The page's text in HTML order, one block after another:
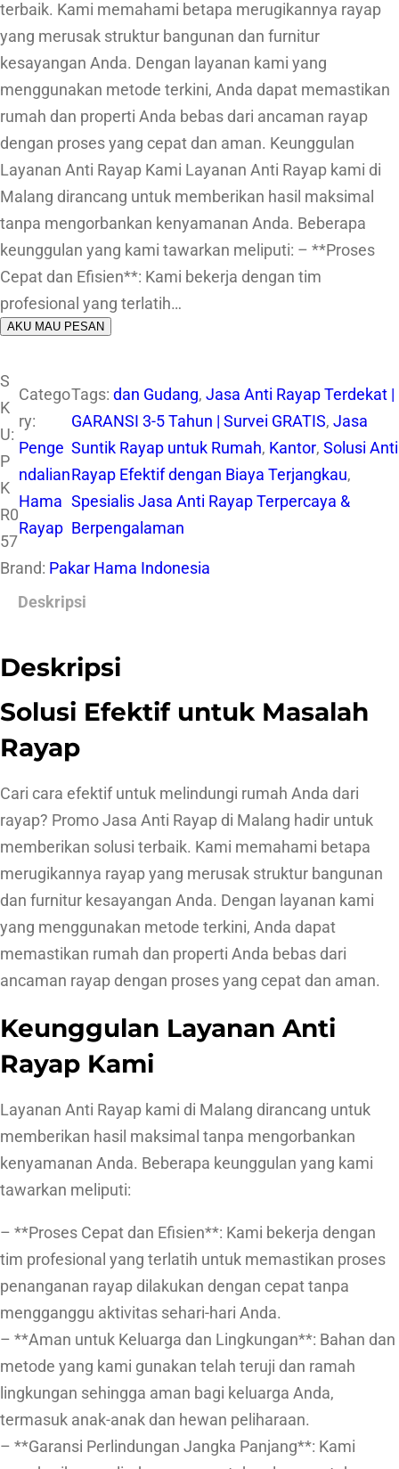
terbaik. Kami memahami betapa merugikannya rayap
yang merusak struktur bangunan dan furnitur
kesayangan Anda. Dengan layanan kami yang
menggunakan metode terkini, Anda dapat memastikan
rumah dan properti Anda bebas dari ancaman rayap
dengan proses yang cepat dan aman. Keunggulan
Layanan Anti Rayap Kami Layanan Anti Rayap kami di
Malang dirancang untuk memberikan hasil maksimal
tanpa mengorbankan kenyamanan Anda. Beberapa
keunggulan yang kami tawarkan meliputi: – **Proses
Cepat dan Efisien**: Kami bekerja dengan tim
profesional yang terlatih…
AKU MAU PESAN
S
K
U:
P
K
R0
57
Catego
ry:
Penge
ndalian
Hama
Rayap
Tags:dan Gudang, Jasa Anti Rayap Terdekat |
GARANSI 3-5 Tahun | Survei GRATIS, Jasa
Suntik Rayap untuk Rumah, Kantor, Solusi Anti
Rayap Efektif dengan Biaya Terjangkau,
Spesialis Jasa Anti Rayap Terpercaya &
Berpengalaman
Brand: Pakar Hama Indonesia
Deskripsi
Deskripsi
Solusi Efektif untuk Masalah
Rayap
Cari cara efektif untuk melindungi rumah Anda dari
rayap? Promo Jasa Anti Rayap di Malang hadir untuk
memberikan solusi terbaik. Kami memahami betapa
merugikannya rayap yang merusak struktur bangunan
dan furnitur kesayangan Anda. Dengan layanan kami
yang menggunakan metode terkini, Anda dapat
memastikan rumah dan properti Anda bebas dari
ancaman rayap dengan proses yang cepat dan aman.
Keunggulan Layanan Anti
Rayap Kami
Layanan Anti Rayap kami di Malang dirancang untuk
memberikan hasil maksimal tanpa mengorbankan
kenyamanan Anda. Beberapa keunggulan yang kami
tawarkan meliputi:
– **Proses Cepat dan Efisien**: Kami bekerja dengan
tim profesional yang terlatih untuk memastikan proses
penanganan rayap dilakukan dengan cepat tanpa
mengganggu aktivitas sehari-hari Anda.
– **Aman untuk Keluarga dan Lingkungan**: Bahan dan
metode yang kami gunakan telah teruji dan ramah
lingkungan sehingga aman bagi keluarga Anda,
termasuk anak-anak dan hewan peliharaan.
– **Garansi Perlindungan Jangka Panjang**: Kami